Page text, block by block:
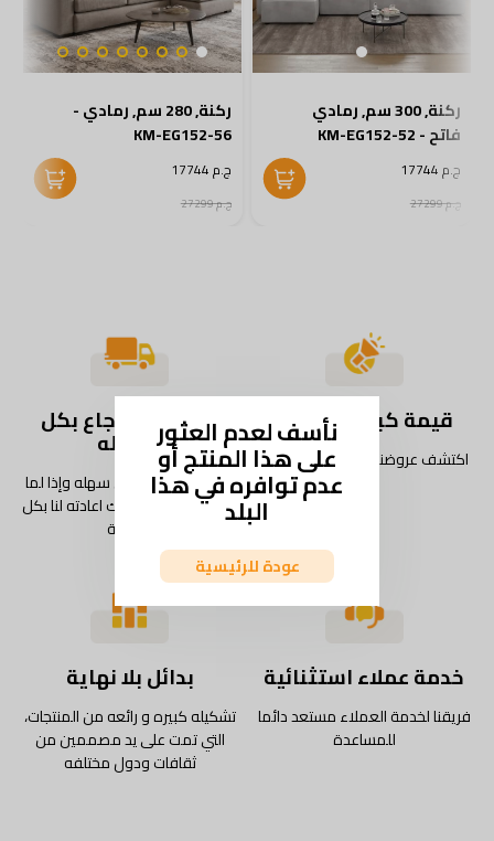
نأسف لعدم العثور
على هذا المنتج أو
عدم توافره في هذا
البلد
عودة للرئيسية
ركنة, 300 سم, رمادي
فاتح - KM-EG152-52
ج.م 17744
ج.م 27299
ركنة, 280 سم, رمادي -
KM-EG152-56
ج.م 17744
ج.م 27299
قيمة كبيرة كل يوم
اكتشف عروضنا وخصوماتنا اليومية
شحن واسترجاع بكل
سهوله
استمتع بتجربة شحن سهله وإذا لما
يعجبك المنتج، يمكنك اعادته لنا بكل
سهولة
خدمة عملاء استثنائية
فريقنا لخدمة العملاء مستعد دائما
للمساعدة
بدائل بلا نهاية
تشكيله كبيره و رائعه من المنتجات،
التي تمت على يد مصممين من
ثقافات ودول مختلفه